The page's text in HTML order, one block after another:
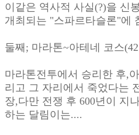
이같은 역사적 사실(?)을 신
개최되는 "스파르타슬론"에
둘째; 마라톤~아테네 코스
마라톤전투에서 승리한 후,
리고 그 자리에서 죽었다는
장,다만 전쟁 후 600년이 지
하는 달림이는....